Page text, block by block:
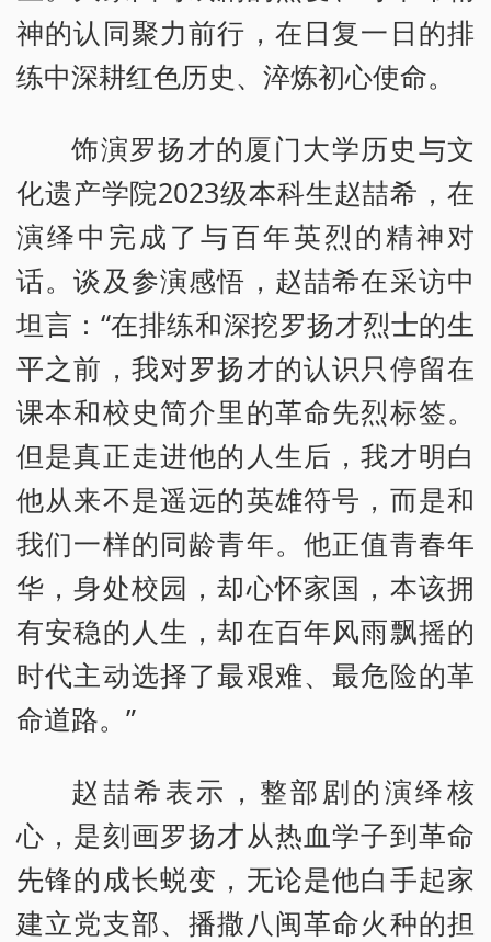
神的认同聚力前行，在日复一日的排
练中深耕红色历史、淬炼初心使命。
饰演罗扬才的厦门大学历史与文
化遗产学院2023级本科生赵喆希，在
演绎中完成了与百年英烈的精神对
话。谈及参演感悟，赵喆希在采访中
坦言：“在排练和深挖罗扬才烈士的生
平之前，我对罗扬才的认识只停留在
课本和校史简介里的革命先烈标签。
但是真正走进他的人生后，我才明白
他从来不是遥远的英雄符号，而是和
我们一样的同龄青年。他正值青春年
华，身处校园，却心怀家国，本该拥
有安稳的人生，却在百年风雨飘摇的
时代主动选择了最艰难、最危险的革
命道路。”
赵喆希表示，整部剧的演绎核
心，是刻画罗扬才从热血学子到革命
先锋的成长蜕变，无论是他白手起家
建立党支部、播撒八闽革命火种的担